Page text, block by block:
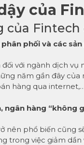
của
của
phối và các
đối với ngành dịch
năm gần đây của
hàng qua internet,…
ngân hàng “không
nên phổ biến cũng
trong việc giảm